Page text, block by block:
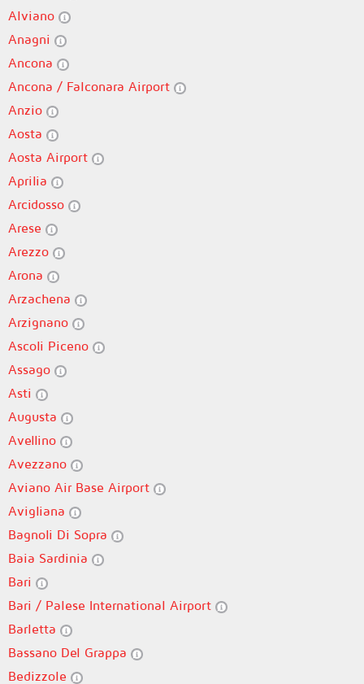
Alviano
Anagni
Ancona
Ancona / Falconara Airport
Anzio
Aosta
Aosta Airport
Aprilia
Arcidosso
Arese
Arezzo
Arona
Arzachena
Arzignano
Ascoli Piceno
Assago
Asti
Augusta
Avellino
Avezzano
Aviano Air Base Airport
Avigliana
Bagnoli Di Sopra
Baia Sardinia
Bari
Bari / Palese International Airport
Barletta
Bassano Del Grappa
Bedizzole